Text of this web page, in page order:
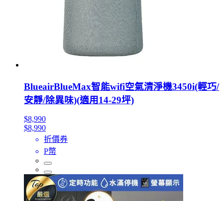
BlueairBlueMax智能wifi空氣清淨機3450i(輕巧/
安靜/除異味)(適用14-29坪)
$8,990
$8,990
折價券
P幣